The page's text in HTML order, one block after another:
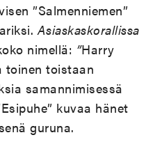
”Salmenniemen”
Asiaskaskorallissa
nimellä: ”Harry
toinen toistaan
samannimisessä
kuvaa hänet
guruna.